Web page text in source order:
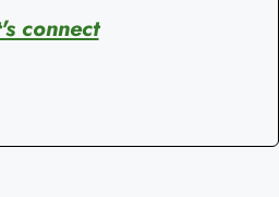
connect